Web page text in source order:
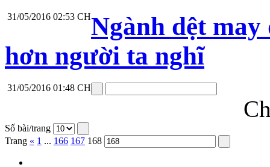
31/05/2016 02:53 CHNgành dệt
hơn người ta nghĩ
31/05/2016 01:48 CH
Số bài/trang
Trang « 1 ... 166 167 168